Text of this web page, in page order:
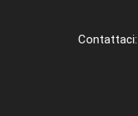
Contattaci: